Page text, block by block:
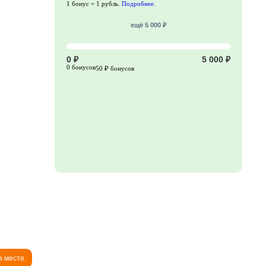
1 бонус = 1 рубль. Подробнее.
ещё 5 000 ₽
0 ₽ 5 000 ₽
0 бонусов50 ₽ бонусов
месте.